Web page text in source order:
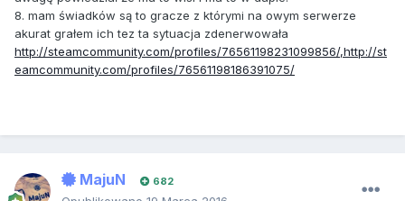
8. mam świadków są to gracze z którymi na owym serwerze
akurat grałem ich tez ta sytuacja zdenerwowała
http://steamcommunity.com/profiles/76561198231099856/,http://st
eamcommunity.com/profiles/76561198186391075/
MajuN 682